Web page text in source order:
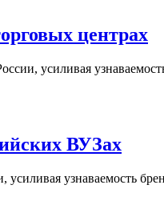
центрах
усиливая
ВУЗах
узнаваемость